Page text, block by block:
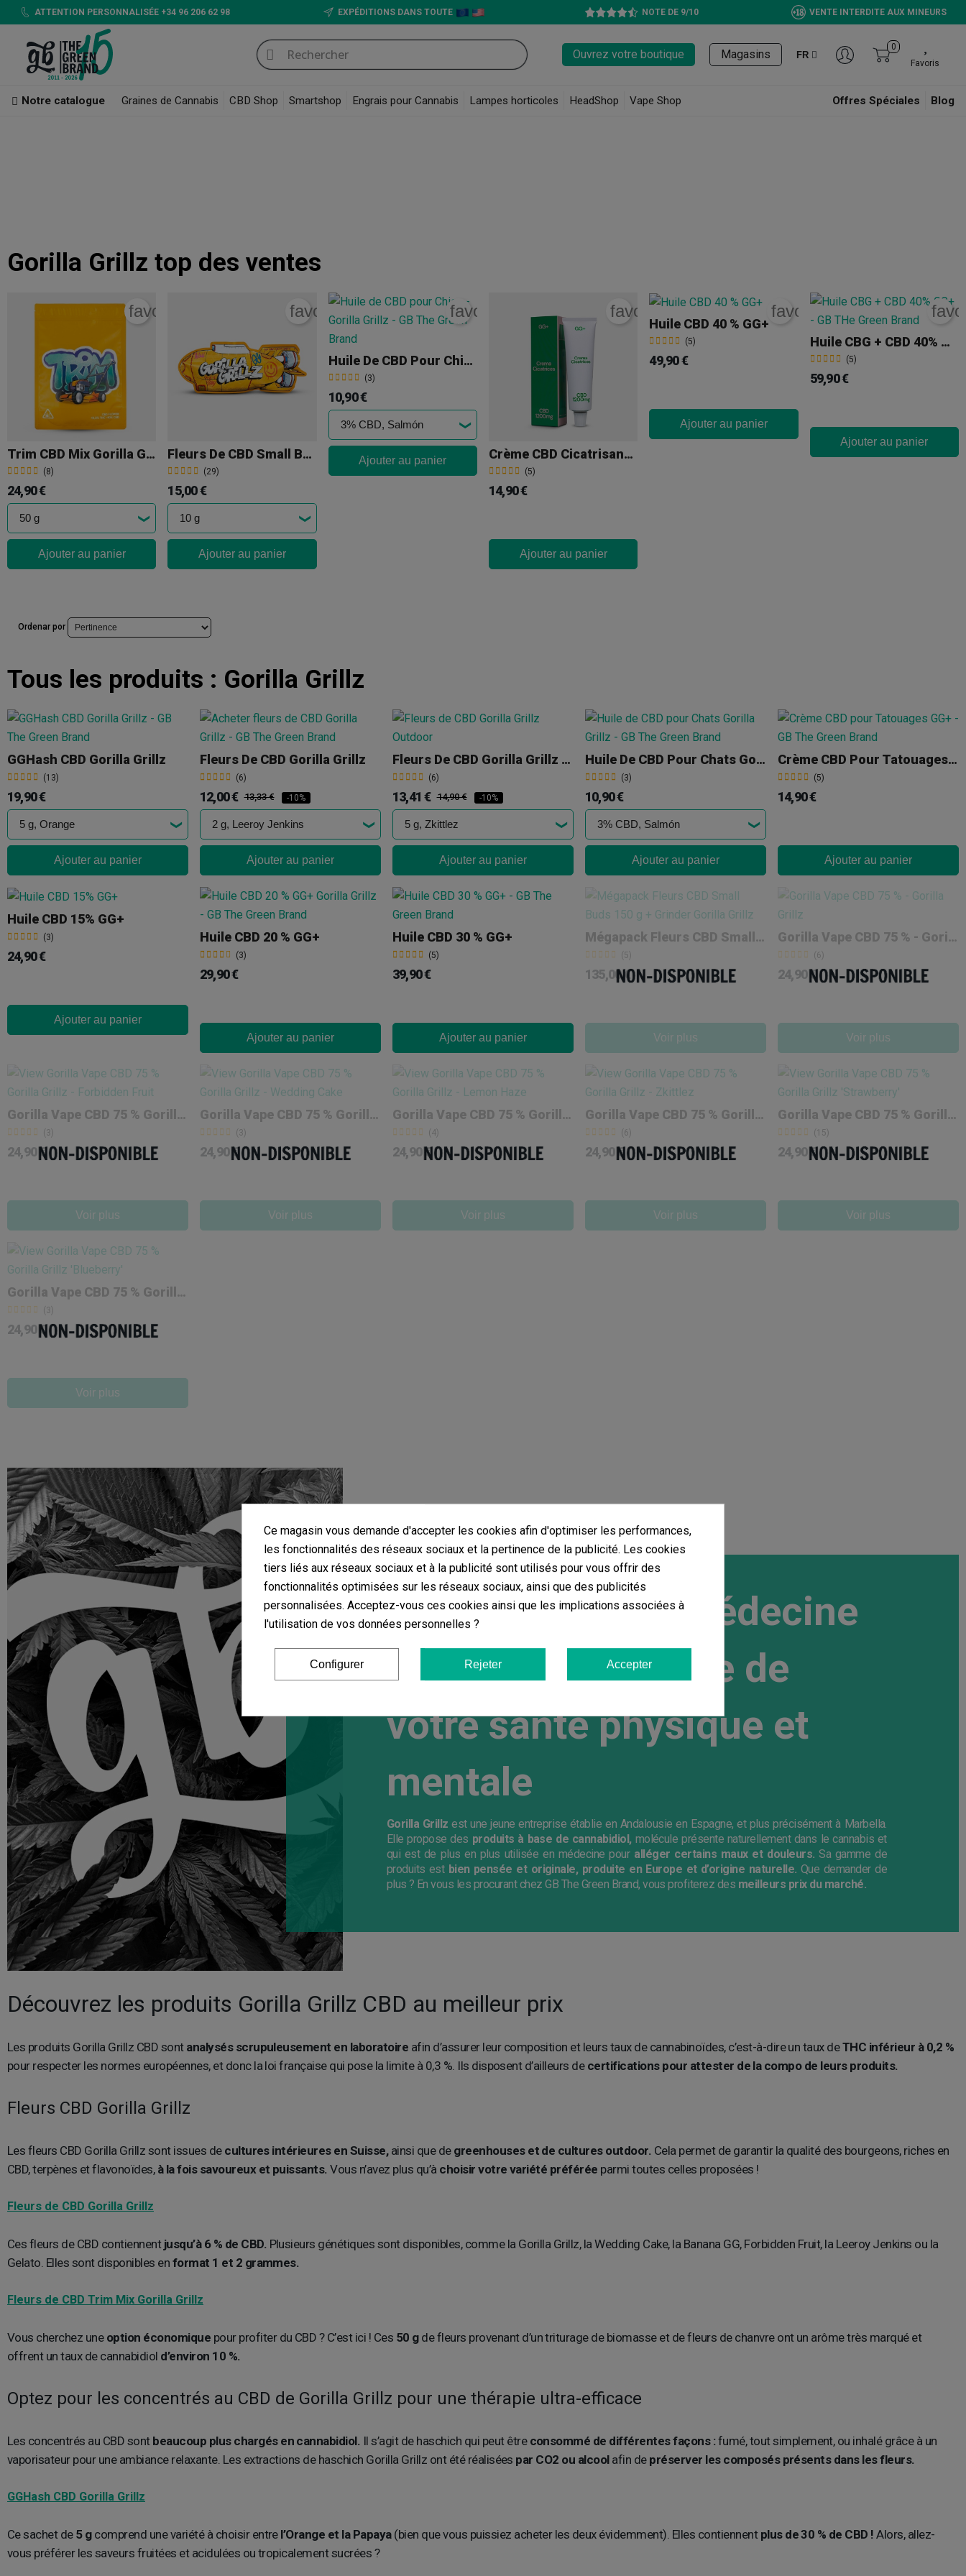
ATTENTION PERSONNALISÉE +34 96 206 62 98 EXPÉDITIONS DANS TOUTE NOTE DE 9/10 VENTE INTERDITE AUX MINEURS
Ouvrez votre boutique Magasins FR
0
Favoris
Notre catalogue Graines de Cannabis CBD Shop Smartshop Engrais pour Cannabis Lampes horticoles HeadShop Vape Shop Offres Spéciales Blog
Gorilla Grillz top des ventes
Trim CBD Mix Gorilla Grillz
(8)
favorite_border
24,90 €
Ajouter au panier
Fleurs De CBD Small Buds Gorilla Grillz
(29)
favorite_border
15,00 €
Ajouter au panier
Huile De CBD Pour Chien Gorilla Grillz
(3)
favorite_border
10,90 €
Ajouter au panier Crème CBD Cicatrisante GG+
(5)
favorite_border
14,90 €
Ajouter au panier
Huile CBD 40 % GG+
(5)
favorite_border
49,90 €
Ajouter au panier
Huile CBG + CBD 40% GG+
(5)
59,90 €
Ajouter au panier
Ordenar por
Tous les produits : Gorilla Grillz
GGHash CBD Gorilla Grillz
(13)
19,90 €
Ajouter au panier
Fleurs De CBD Gorilla Grillz
(6)
12,00 € 13,33 € -10%
Ajouter au panier
Fleurs De CBD Gorilla Grillz Outdoor
(6)
13,41 € 14,90 € -10%
Ajouter au panier
Huile De CBD Pour Chats Gorilla Grillz
(3)
10,90 €
Ajouter au panier
Crème CBD Pour Tatouages GG+
(5)
14,90 €
Ajouter au panier
Huile CBD 15% GG+
(3)
24,90 €
Ajouter au panier
Huile CBD 20 % GG+
(3)
29,90 €
Ajouter au panier
Huile CBD 30 % GG+
(5)
39,90 €
Ajouter au panier
Mégapack Fleurs CBD Small Buds 150 G + Grinder Gorilla Grillz
(5)
135,00 €
Voir plus
Gorilla Vape CBD 75 % - Gorilla Grillz
(6)
24,90 €
Voir plus
Gorilla Vape CBD 75 % Gorilla Grillz 'Forbidden Fruit'
(3)
24,90 €
Voir plus
Gorilla Vape CBD 75 % Gorilla Grillz 'Wedding Cake'
(3)
24,90 €
Voir plus
Gorilla Vape CBD 75 % Gorilla Grillz 'Lemon Haze'
(4)
24,90 €
Voir plus
Gorilla Vape CBD 75 % Gorilla Grillz 'Zkittlez'
(6)
24,90 €
Voir plus
Gorilla Vape CBD 75 % Gorilla Grillz 'Strawberry'
(15)
24,90 €
Voir plus
Gorilla Vape CBD 75 % Gorilla Grillz 'Blueberry'
(3)
24,90 €
Voir plus
Gorilla Grillz : la médecine
parallèle au service de
votre santé physique et
mentale
Gorilla Grillz est une jeune entreprise établie en Andalousie en Espagne, et plus précisément à Marbella.
Elle propose des produits à base de cannabidiol,molécule présente naturellement dans le cannabis et
qui est de plus en plus utilisée en médecine pour alléger certains maux et douleurs. Sa gamme de
produits estbien pensée et originale, produite en Europe et d’origine naturelle. Que demander de
plus ? En vous les procurant chez GB The Green Brand, vous profiterez des meilleurs prix du marché.
Découvrez les produits Gorilla Grillz CBD au meilleur prix
Les produits Gorilla Grillz CBD sont analysés scrupuleusement en laboratoire afin d’assurer leur composition et leurs taux de cannabinoïdes, c’est-à-dire un taux deTHC inférieur à 0,2 %
pour respecter les normes européennes, et donc la loi française qui pose la limite à 0,3 %. Ils disposent d’ailleurs de certifications pour attester de la compo de leurs produits.
Fleurs CBD Gorilla Grillz
Les fleurs CBD Gorilla Grillz sont issues de cultures intérieures en Suisse,ainsi que degreenhouses et de cultures outdoor. Cela permet de garantir la qualité des bourgeons, riches en
CBD, terpènes et flavonoïdes, à la fois savoureux et puissants. Vous n’avez plus qu’à choisir votre variété préférée parmi toutes celles proposées !
Fleurs de CBD Gorilla Grillz
Ces fleurs de CBD contiennent jusqu’à 6 % de CBD. Plusieurs génétiques sont disponibles, comme la Gorilla Grillz, la Wedding Cake, la Banana GG, Forbidden Fruit, la Leeroy Jenkins ou la
Gelato. Elles sont disponibles en format 1 et 2 grammes.
Fleurs de CBD Trim Mix Gorilla Grillz
Vous cherchez une option économique pour profiter du CBD ? C’est ici ! Ces 50 gde fleurs provenant d’un triturage de biomasse et de fleurs de chanvre ont un arôme très marqué et
offrent un taux de cannabidiol d’environ 10 %.
Optez pour les concentrés au CBD de Gorilla Grillz pour une thérapie ultra-efficace
Les concentrés au CBD sont beaucoup plus chargés en cannabidiol. Il s’agit de haschich qui peut êtreconsommé de différentes façons :fumé, tout simplement, ou inhalé grâce à un
vaporisateur pour une ambiance relaxante. Les extractions de haschich Gorilla Grillz ont été réalisées par CO2 ou alcool afin depréserver les composés présents dans les fleurs.
GGHash CBD Gorilla Grillz
Ce sachet de 5 gcomprend une variété à choisir entre l’Orange et la Papaya(bien que vous puissiez acheter les deux évidemment). Elles contiennent plus de 30 % de CBD ! Alors, allez-
vous préférer les saveurs fruitées et acidulées ou tropicalement sucrées ?
Ce magasin vous demande d'accepter les cookies afin d'optimiser les performances,
les fonctionnalités des réseaux sociaux et la pertinence de la publicité. Les cookies
tiers liés aux réseaux sociaux et à la publicité sont utilisés pour vous offrir des
fonctionnalités optimisées sur les réseaux sociaux, ainsi que des publicités
personnalisées. Acceptez-vous ces cookies ainsi que les implications associées à
l'utilisation de vos données personnelles ?
Configurer Rejeter Accepter